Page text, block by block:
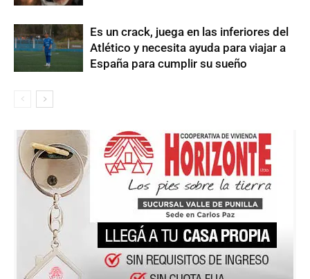
Es un crack, juega en las inferiores del
Atlético y necesita ayuda para viajar a
España para cumplir su sueño